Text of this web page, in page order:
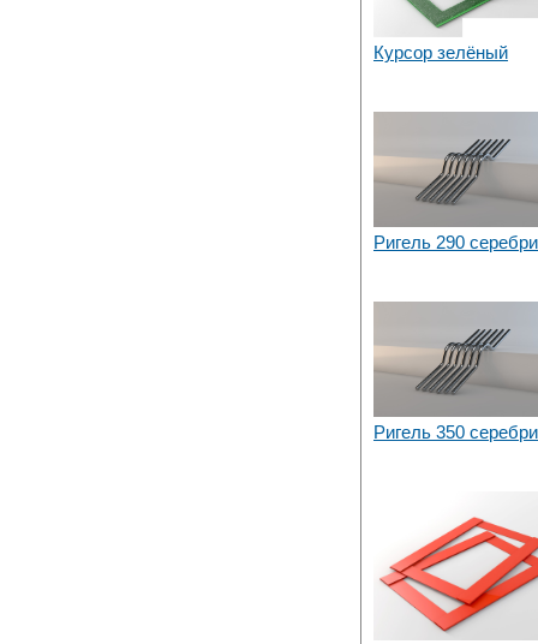
Курсор зелёный
Ригель 290
Ригель 350